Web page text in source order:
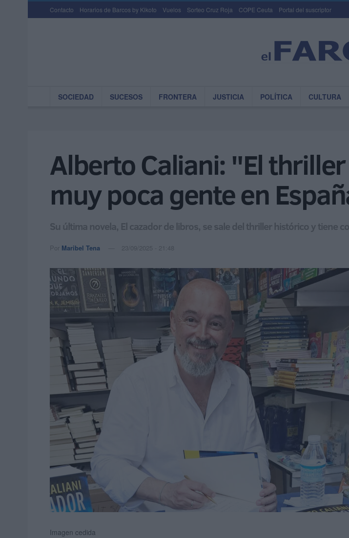
Contacto Horarios de Barcos by Kikoto Vuelos Sorteo Cruz Roja COPE Ceuta Portal del suscriptor
SOCIEDAD SUCESOS FRONTERA JUSTICIA POLÍTICA CULTURA
Alberto Caliani: "El
muy poca gente en
Su última novela, El cazador de libros, se sale del thriller histórico y tiene
Por Maribel Tena 23/09/2025 - 21:48
Imagen cedida